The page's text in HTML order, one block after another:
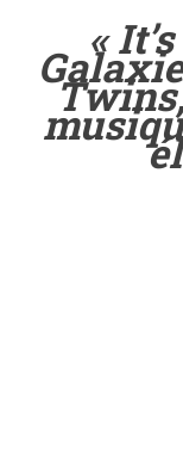
«
Twins